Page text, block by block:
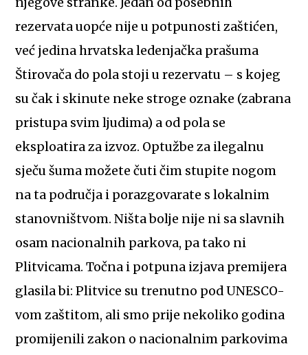
rezervata uopće nije u potpunosti zaštićen,
već jedina hrvatska ledenjačka prašuma
Štirovača do pola stoji u rezervatu – s kojeg
su čak i skinute neke stroge oznake (zabrana
pristupa svim ljudima) a od pola se
eksploatira za izvoz. Optužbe za ilegalnu
sječu šuma možete čuti čim stupite nogom
na ta područja i porazgovarate s lokalnim
stanovništvom. Ništa bolje nije ni sa slavnih
osam nacionalnih parkova, pa tako ni
Plitvicama. Točna i potpuna izjava premijera
glasila bi: Plitvice su trenutno pod UNESCO-
vom zaštitom, ali smo prije nekoliko godina
promijenili zakon o nacionalnim parkovima